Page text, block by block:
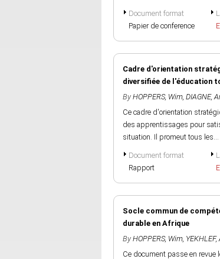
Document format
Papier de conference
Cadre d'orientation
diversifiée de l'éducation
By HOPPERS, Wim, DIAGNE,
Ce cadre d'orientation
des apprentissages pour
situation. Il promeut tous les...
Document format
Rapport
Socle commun de
durable en Afrique
By HOPPERS, Wim,
Ce document passe en revue